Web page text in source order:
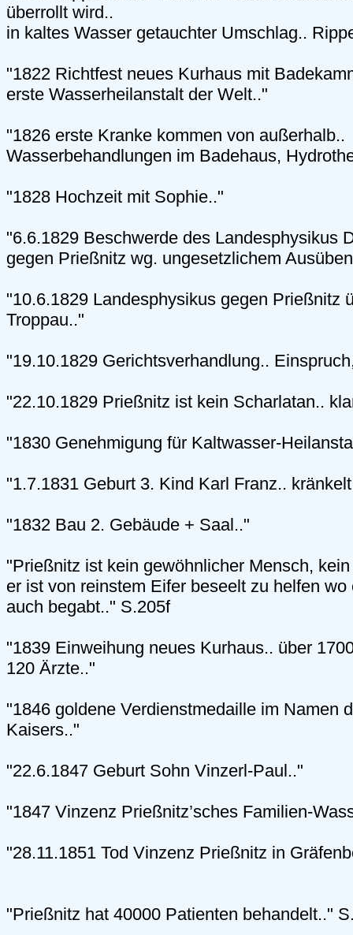
überrollt wird..
in kaltes Wasser getauchter Umschlag..
"1822 Richtfest neues Kurhaus mit
erste Wasserheilanstalt der Welt.."
"1826 erste Kranke kommen von außerhalb..
Wasserbehandlungen im Badehaus,
"1828 Hochzeit mit Sophie.."
"6.6.1829 Beschwerde des Landesphysikus
gegen Prießnitz wg. ungesetzlichem
"10.6.1829 Landesphysikus gegen Prießnitz
Troppau.."
"19.10.1829 Gerichtsverhandlung..
"22.10.1829 Prießnitz ist kein Scharlatan..
"1830 Genehmigung für Kaltwasser-
"1.7.1831 Geburt 3. Kind Karl Franz..
"1832 Bau 2. Gebäude + Saal.."
"Prießnitz ist kein gewöhnlicher Mensch,
er ist von reinstem Eifer beseelt zu helfen
auch begabt.." S.205f
"1839 Einweihung neues Kurhaus.. über
120 Ärzte.."
"1846 goldene Verdienstmedaille im Namen
Kaisers.."
"22.6.1847 Geburt Sohn Vinzerl-Paul.."
"1847 Vinzenz Prießnitz’sches Familien-
"28.11.1851 Tod Vinzenz Prießnitz in
"Prießnitz hat 40000 Patienten behandelt.."